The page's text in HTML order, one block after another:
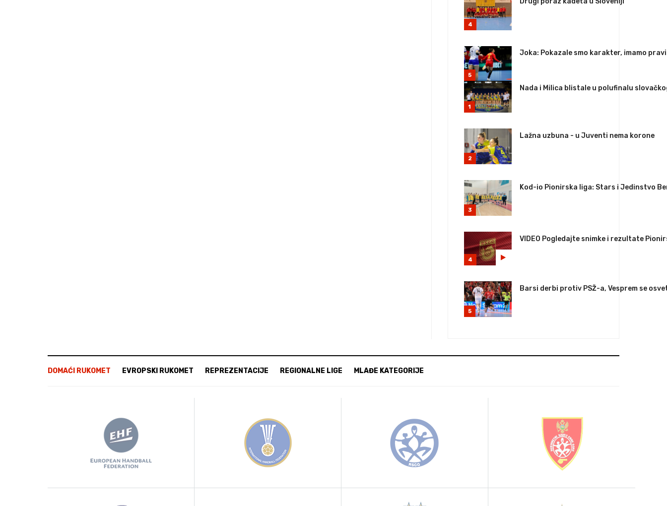
4
5
Joka: Pokazale smo karakter, imamo
1
Nada i Milica blistale u polufinalu
2
Lažna uzbuna - u Juventi nema korone
3
Kod-io Pionirska liga: Stars i Jedinstvo
4
VIDEO Pogledajte snimke i rezultate
5
Barsi derbi protiv PSŽ-a, Vesprem se
DOMAĆI RUKOMET EVROPSKI RUKOMET REPREZENTACIJE REGIONALNE LIGE MLAĐE KATEGORIJE